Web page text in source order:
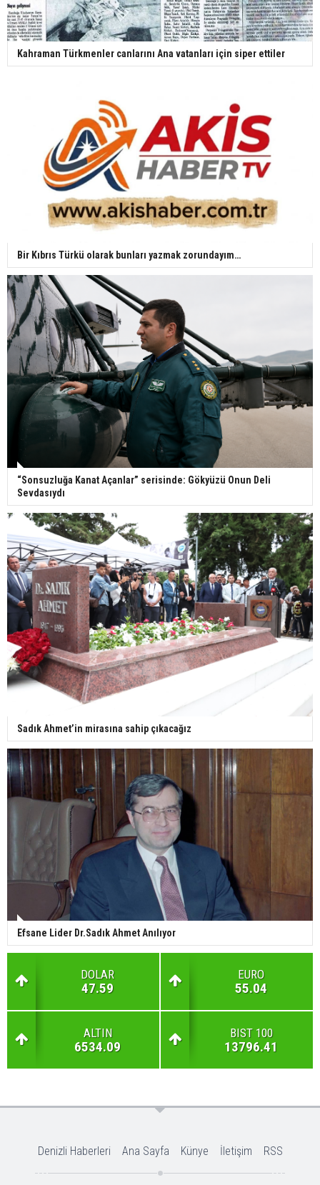
Kahraman Türkmenler canlarını Ana vatanları için siper ettiler
Bir Kıbrıs Türkü olarak bunları yazmak zorundayım…
“Sonsuzluğa Kanat Açanlar” serisinde: Gökyüzü Onun Deli
Sevdasıydı
Sadık Ahmet’in mirasına sahip çıkacağız
Efsane Lider Dr.Sadık Ahmet Anılıyor
DOLAR
47.59
EURO
55.04
ALTIN
6534.09
BIST 100
13796.41
Denizli Haberleri Ana Sayfa Künye İletişim RSS